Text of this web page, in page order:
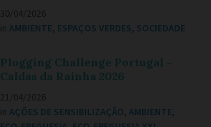
30/04/2026
in AMBIENTE, ESPAÇOS VERDES, SOCIEDADE
Plogging Challenge Portugal –
Caldas da Rainha 2026
21/04/2026
in AÇÕES DE SENSIBILIZAÇÃO, AMBIENTE,